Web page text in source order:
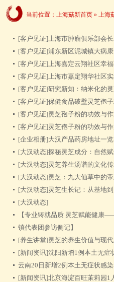
当前位置： 上海菇新首页 » 上海
[客户见证]上海市肿瘤俱乐部会
[客户见证]浦东新区泥城镇大病
[客户见证]上海嘉定云翔社区幸
[客户见证]上海市嘉定翔华社区
[客户见证]研究新知：纳米化的
[客户见证]保健食品破壁灵芝孢
[客户见证]灵芝孢子粉的功效与
[客户见证]灵芝孢子粉的功效与
[企业相册]大汉产品药房地址一览
[大汉动态]探秘灵芝成分：自然
[大汉动态]灵芝养生汤谱的文化
[大汉动态]灵芝：九大仙草中的
[大汉动态]灵芝生长记：从基地
[大汉动态]
【专业铸就品质 灵芝赋能健康
镇代表团参访侧记】
[养生讲堂]灵芝的养生价值与现
[新闻资讯]沈阳新增1例本土无症
云南20日新增2例本土无症状感
[新闻资讯]北京海淀百旺茉莉园1